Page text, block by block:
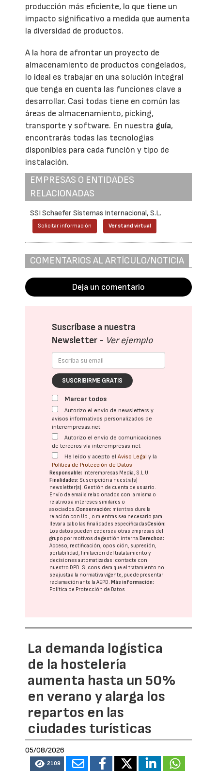
producción más eficiente, lo que tiene un
impacto significativo a medida que aumenta
la diversidad de productos.
A la hora de afrontar un proyecto de
almacenamiento de productos congelados,
lo ideal es trabajar en una solución integral
que tenga en cuenta las funciones clave a
desarrollar. Casi todas tiene en común las
áreas de almacenamiento, picking,
transporte y software. En nuestra guía,
encontrarás todas las tecnologías
disponibles para cada función y tipo de
instalación.
EMPRESAS O ENTIDADES
RELACIONADAS
SSI Schaefer Sistemas Internacional, S.L.
Solicitar información Ver stand virtual
COMENTARIOS AL ARTÍCULO/NOTICIA
Deja un comentario
Suscríbase a nuestra
Newsletter - Ver ejemplo
SUSCRIBIRME GRATIS
Marcar todos
Autorizo el envío de newsletters y
avisos informativos personalizados de
interempresas.net
Autorizo el envío de comunicaciones
de terceros vía interempresas.net
He leído y acepto elAviso Legal y la
Política de Protección de Datos
Responsable: Interempresas Media, S.L.U.
Finalidades: Suscripción a nuestra(s)
newsletter(s). Gestión de cuenta de usuario.
Envío de emails relacionados con la misma o
relativos a intereses similares o
asociados.Conservación: mientras dure la
relación con Ud., o mientras sea necesario para
llevar a cabo las finalidades especificadasCesión:
Los datos pueden cederse a otras empresas del
grupo por motivos de gestión interna. Derechos:
Acceso, rectificación, oposición, supresión,
portabilidad, limitación del tratatamiento y
decisiones automatizadas: contacte con
nuestro DPD. Si considera que el tratamiento no
se ajusta a la normativa vigente, puede presentar
reclamación ante laAEPD. Más información:
Política de Protección de Datos
La demanda logística
de la hostelería
aumenta hasta un 50%
en verano y alarga los
repartos en las
ciudades turísticas
05/08/2026
2109